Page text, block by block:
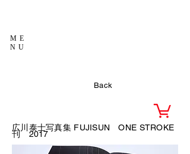
ME
NU
Back
広川泰士写真集 FUJISUN ONE STROKE
刊2017